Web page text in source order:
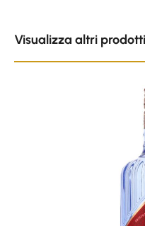
Visualizza altri